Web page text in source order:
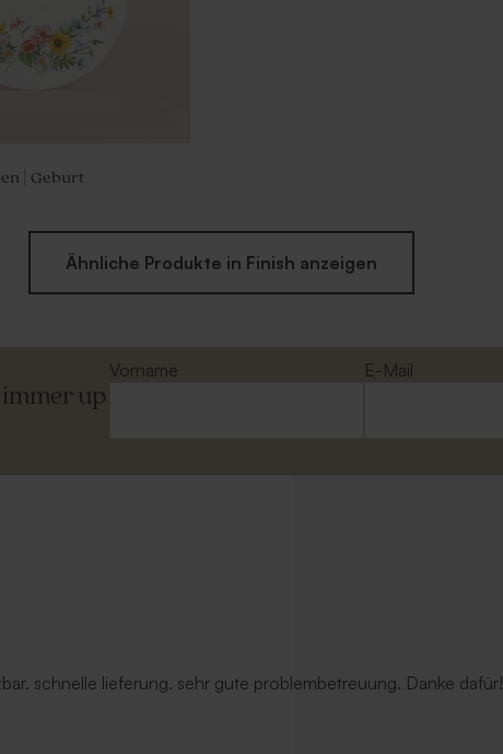
| Geburt
Ähnliche Produkte in Finish anzeigen
up
Vorname
E-Mail
schnelle lieferung. sehr gute problembetreuung. Danke dafür!